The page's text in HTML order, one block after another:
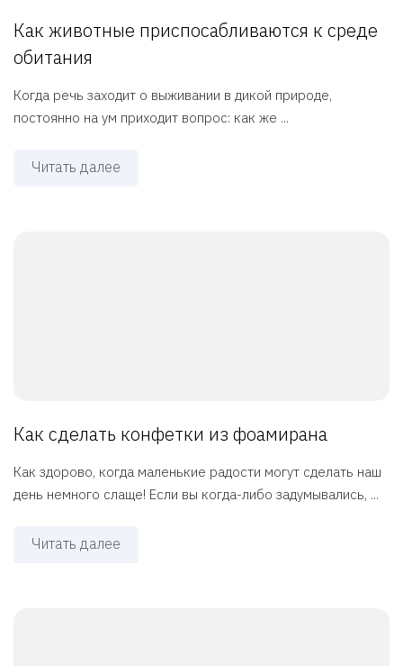
Как животные приспосабливаются к среде
обитания
Когда речь заходит о выживании в дикой природе,
постоянно на ум приходит вопрос: как же ...
Читать далее
Как сделать конфетки из фоамирана
Как здорово, когда маленькие радости могут сделать наш
день немного слаще! Если вы когда-либо задумывались, ...
Читать далее